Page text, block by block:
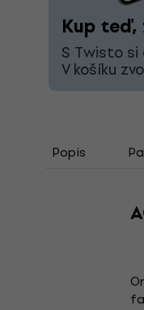
Kup
S Twisto
V košíku
Popis